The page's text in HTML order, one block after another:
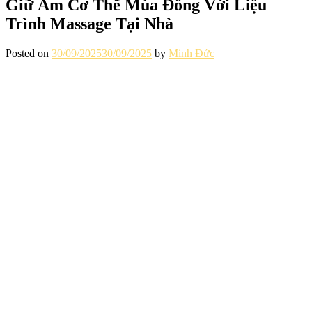
Giữ Ấm Cơ Thể Mùa Đông Với Liệu
Trình Massage Tại Nhà
Posted on 30/09/202530/09/2025 by Minh Đức